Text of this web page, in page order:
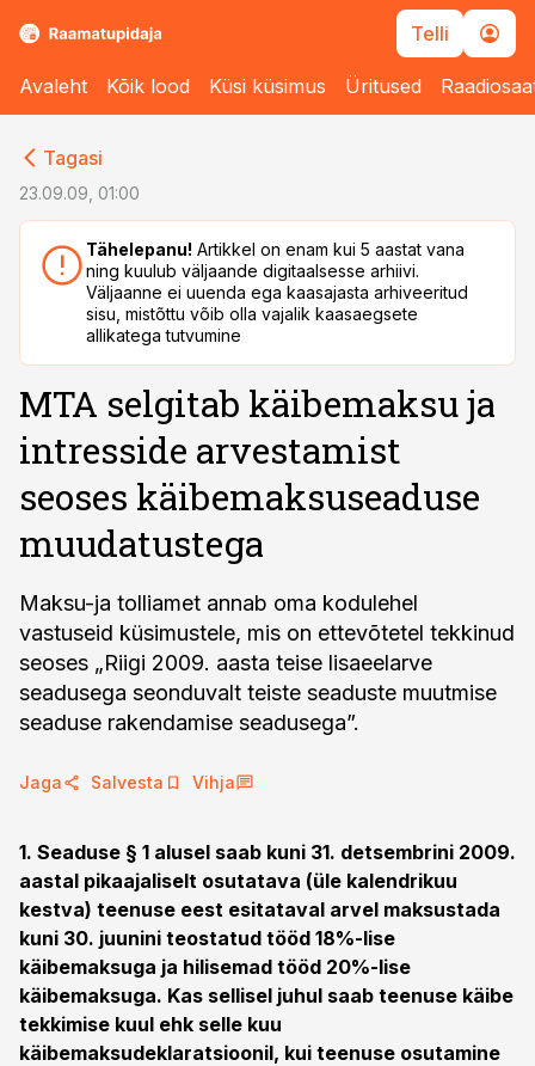
Telli
Avaleht Kõik lood Küsi küsimus Üritused
Tagasi
23.09.09, 01:00
Tähelepanu! Artikkel on enam kui 5 aastat vana
ning kuulub väljaande digitaalsesse arhiivi.
Väljaanne ei uuenda ega kaasajasta arhiveeritud
sisu, mistõttu võib olla vajalik kaasaegsete
allikatega tutvumine
MTA selgitab käibemaksu ja
intresside arvestamist
seoses käibemaksuseaduse
muudatustega
Maksu-ja tolliamet annab oma kodulehel
vastuseid küsimustele, mis on ettevõtetel tekkinud
seoses „Riigi 2009. aasta teise lisaeelarve
seadusega seonduvalt teiste seaduste muutmise
seaduse rakendamise seadusega”.
Jaga Salvesta Vihja
1. Seaduse § 1 alusel saab kuni 31. detsembrini 2009.
aastal pikaajaliselt osutatava (üle kalendrikuu
kestva) teenuse eest esitataval arvel maksustada
kuni 30. juunini teostatud tööd 18%-lise
käibemaksuga ja hilisemad tööd 20%-lise
käibemaksuga. Kas sellisel juhul saab teenuse käibe
tekkimise kuul ehk selle kuu
käibemaksudeklaratsioonil, kui teenuse osutamine